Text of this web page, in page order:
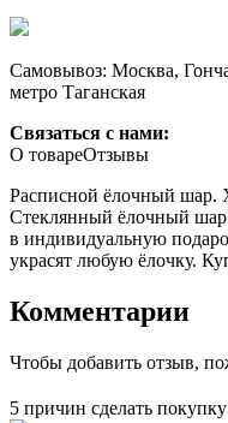
Самовывоз: Москва,
метро Таганская
Связаться с нами:
О товареОтзывы
Расписной ёлочный шар.
Стеклянный ёлочный шар
в индивидуальную
украсят любую ёлочку.
Комментарии
Чтобы добавить отзыв,
5 причин сделать